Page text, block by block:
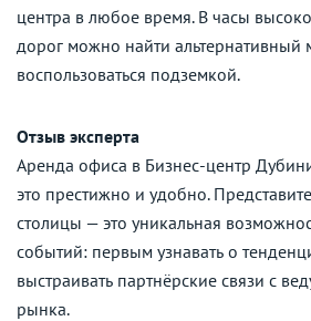
центра в любое время. В часы
дорог можно найти альтернативный
воспользоваться подземкой.
Отзыв эксперта
Аренда офиса в Бизнес-центр
это престижно и удобно.
столицы — это уникальная
событий: первым узнавать о
выстраивать партнёрские связи с
рынка.